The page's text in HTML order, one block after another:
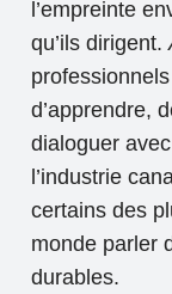
l’empreinte
qu’ils dirigent.
d’apprendre,
dialoguer
l’industrie
certains des
monde parler
durables.